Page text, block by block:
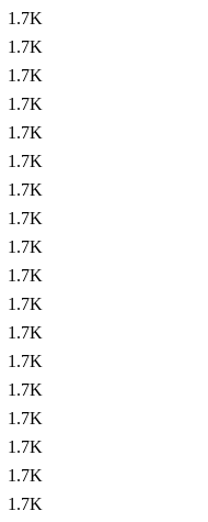
1.7K
1.7K
1.7K
1.7K
1.7K
1.7K
1.7K
1.7K
1.7K
1.7K
1.7K
1.7K
1.7K
1.7K
1.7K
1.7K
1.7K
1.7K